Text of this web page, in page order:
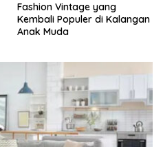
Fashion Vintage yang
Kembali Populer di Kalangan
Anak Muda